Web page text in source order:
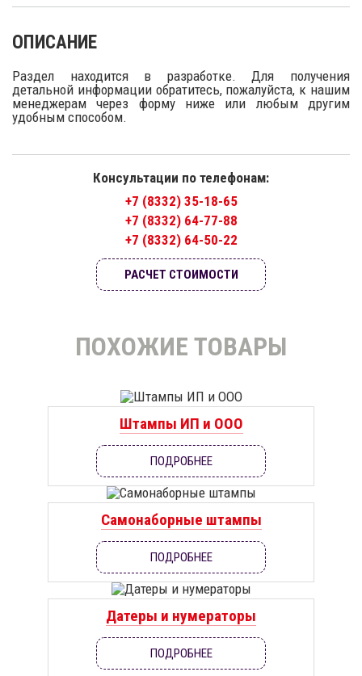
ОПИСАНИЕ
Раздел находится в разработке. Для получения
детальной информации обратитесь, пожалуйста, к нашим
менеджерам через форму ниже или любым другим
удобным способом.
Консультации по телефонам:
+7 (8332) 35-18-65
+7 (8332) 64-77-88
+7 (8332) 64-50-22
РАСЧЕТ СТОИМОСТИ
ПОХОЖИЕ ТОВАРЫ
Штампы ИП и ООО
ПОДРОБНЕЕ
Самонаборные штампы
ПОДРОБНЕЕ
Датеры и нумераторы
ПОДРОБНЕЕ